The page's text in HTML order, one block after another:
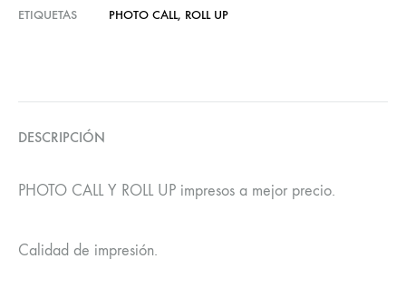
ETIQUETAS
PHOTO CALL, ROLL UP
DESCRIPCIÓN
PHOTO CALL Y ROLL UP impresos a mejor precio.
Calidad de impresión.